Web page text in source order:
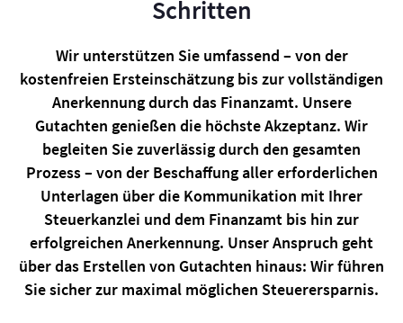
Schritten
Wir unterstützen Sie umfassend – von der
kostenfreien Ersteinschätzung bis zur vollständigen
Anerkennung durch das Finanzamt. Unsere
Gutachten genießen die höchste Akzeptanz. Wir
begleiten Sie zuverlässig durch den gesamten
Prozess – von der Beschaffung aller erforderlichen
Unterlagen über die Kommunikation mit Ihrer
Steuerkanzlei und dem Finanzamt bis hin zur
erfolgreichen Anerkennung. Unser Anspruch geht
über das Erstellen von Gutachten hinaus: Wir führen
Sie sicher zur maximal möglichen Steuerersparnis.